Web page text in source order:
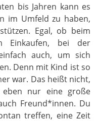
bis Jahren kann es
im Umfeld zu haben,
Egal, ob beim
Einkaufen, bei der
auch, um sich
Denn mit Kind ist so
war. Das heißt nicht,
nur eine große
Freund*innen. Du
treffen, eine Zeit